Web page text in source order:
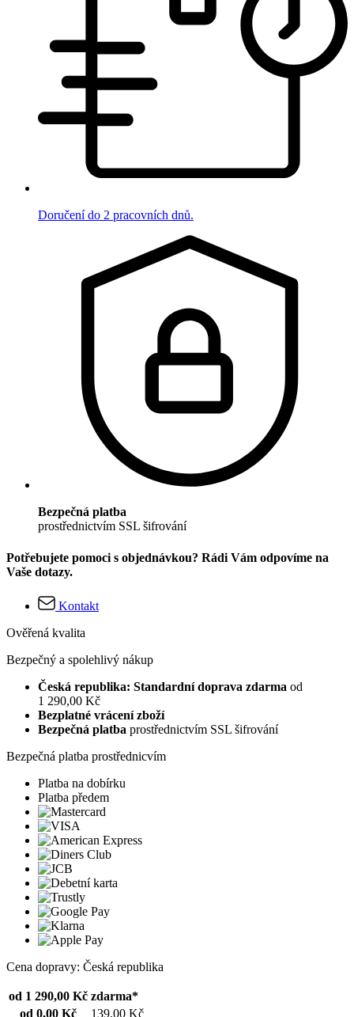
Doručení do 2 pracovních dnů.
Bezpečná platba
prostřednictvím SSL šifrování
Potřebujete pomoci s objednávkou? Rádi Vám odpovíme na
Vaše dotazy.
Kontakt
Ověřená kvalita
Bezpečný a spolehlivý nákup
Česká republika: Standardní doprava zdarma od
1 290,00 Kč
Bezplatné vrácení zboží
Bezpečná platba prostřednictvím SSL šifrování
Bezpečná platba prostřednicvím
Platba na dobírku
Platba předem
Cena dopravy: Česká republika
od 1 290,00 Kč zdarma*
od 0,00 Kč
139,00 Kč